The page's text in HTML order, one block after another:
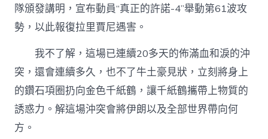
隊頒發講明，宣布動員“真正的許諾-4”舉動第61波攻
勢，以此報復拉里賈尼遇害。
我不了解，這場已連續20多天的佈滿血和淚的沖
突，還會連續多久，也不了牛土豪見狀，立刻將身上
的鑽石項圈扔向金色千紙鶴，讓千紙鶴攜帶上物質的
誘惑力。解這場沖突會將伊朗以及全部世界帶向何
方。